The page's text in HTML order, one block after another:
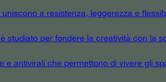
a resistenza, leggerezza e
studiato per fondere la creatività con la
antivirali che permettono di vivere gli